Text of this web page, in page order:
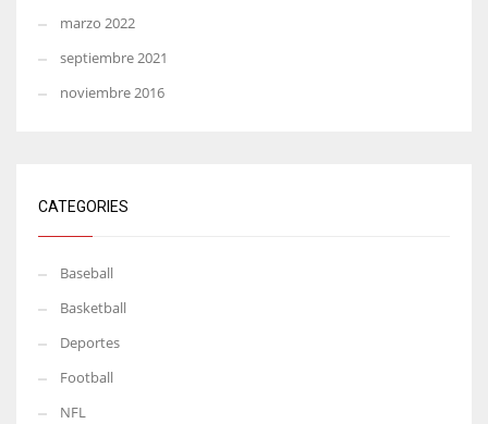
marzo 2022
septiembre 2021
noviembre 2016
CATEGORIES
Baseball
Basketball
Deportes
Football
NFL